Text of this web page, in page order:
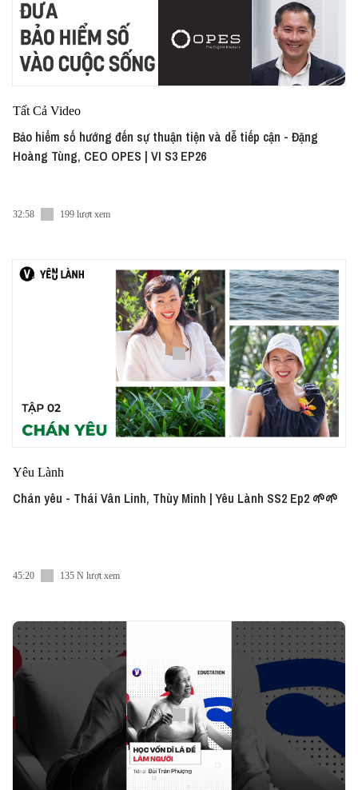
Tất Cả Video
Bảo hiểm số hướng đến sự thuận tiện và dễ tiếp cận - Đặng
Hoàng Tùng, CEO OPES | VI S3 EP26
32:58 199 lượt xem
Yêu Lành
Chán yêu - Thái Vân Linh, Thùy Minh | Yêu Lành SS2 Ep2 🌱🌱
45:20 135 N lượt xem